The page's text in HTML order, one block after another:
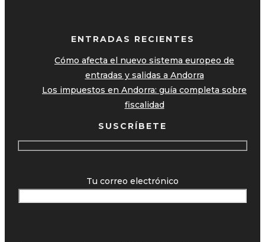
ENTRADAS RECIENTES
Cómo afecta el nuevo sistema europeo de
entradas y salidas a Andorra
Los impuestos en Andorra: guía completa sobre
fiscalidad
SUSCRÍBETE
Tu correo electrónico